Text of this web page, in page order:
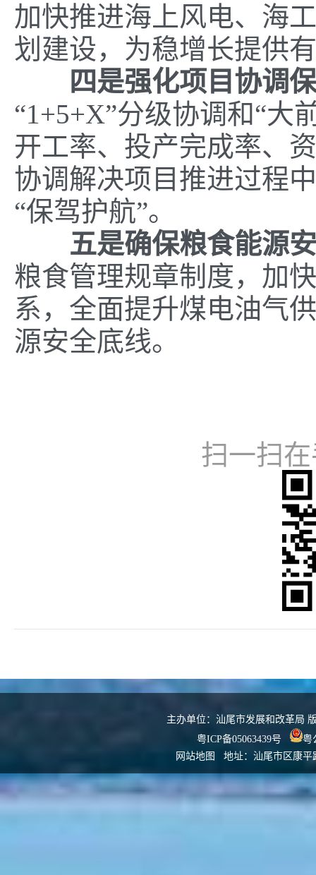
加快推进海上风电、海
划建设，为稳增长提供
四是强化项目协调保
“1+5+X”分级协调和“大
开工率、投产完成率、
协调解决项目推进过程
“保驾护航”。
五是确保粮食能源
粮食管理规章制度，加
系，全面提升煤电油气
源安全底线。
扫一扫
主办单位：汕尾市发展和改革局
粤ICP备05063439号
粤
网站地图
地址：汕尾市区康平